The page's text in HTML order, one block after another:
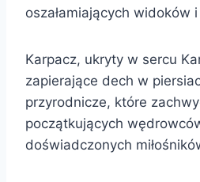
oszałamiających widoków
Karpacz, ukryty w sercu
zapierające dech w
przyrodnicze, które
początkujących
doświadczonych